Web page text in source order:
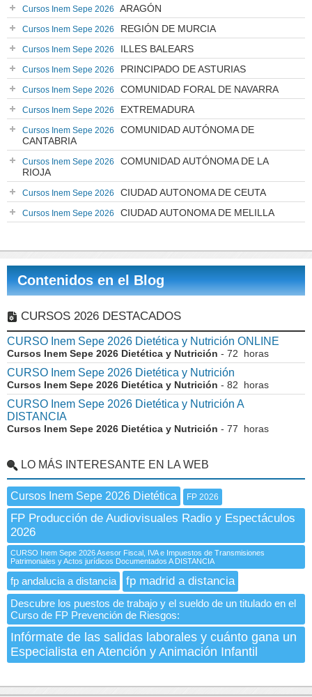
Cursos Inem Sepe 2026 ARAGÓN
Cursos Inem Sepe 2026 REGIÓN DE MURCIA
Cursos Inem Sepe 2026 ILLES BALEARS
Cursos Inem Sepe 2026 PRINCIPADO DE ASTURIAS
Cursos Inem Sepe 2026 COMUNIDAD FORAL DE NAVARRA
Cursos Inem Sepe 2026 EXTREMADURA
Cursos Inem Sepe 2026
COMUNIDAD AUTÓNOMA DE
CANTABRIA
Cursos Inem Sepe 2026
COMUNIDAD AUTÓNOMA DE LA
RIOJA
Cursos Inem Sepe 2026 CIUDAD AUTONOMA DE CEUTA
Cursos Inem Sepe 2026 CIUDAD AUTONOMA DE MELILLA
Contenidos en el Blog
CURSOS 2026 DESTACADOS
CURSO Inem Sepe 2026 Dietética y Nutrición ONLINE
Cursos Inem Sepe 2026 Dietética y Nutrición - 72 horas
CURSO Inem Sepe 2026 Dietética y Nutrición
Cursos Inem Sepe 2026 Dietética y Nutrición - 82 horas
CURSO Inem Sepe 2026 Dietética y Nutrición A
DISTANCIA
Cursos Inem Sepe 2026 Dietética y Nutrición - 77 horas
LO MÁS INTERESANTE EN LA WEB
Cursos Inem Sepe 2026 Dietética FP 2026
FP Producción de Audiovisuales Radio y Espectáculos
2026
CURSO Inem Sepe 2026 Asesor Fiscal, IVA e Impuestos de Transmisiones
Patrimoniales y Actos jurídicos Documentados A DISTANCIA
fp andalucia a distancia fp madrid a distancia
Descubre los puestos de trabajo y el sueldo de un titulado en el
Curso de FP Prevención de Riesgos:
Infórmate de las salidas laborales y cuánto gana un
Especialista en Atención y Animación Infantil